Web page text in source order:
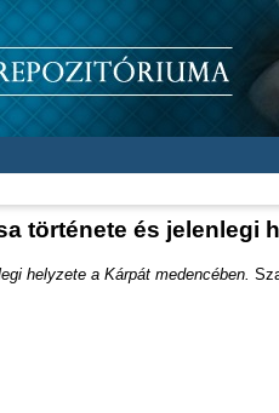
története és jelenlegi
helyzete a Kárpát medencében.